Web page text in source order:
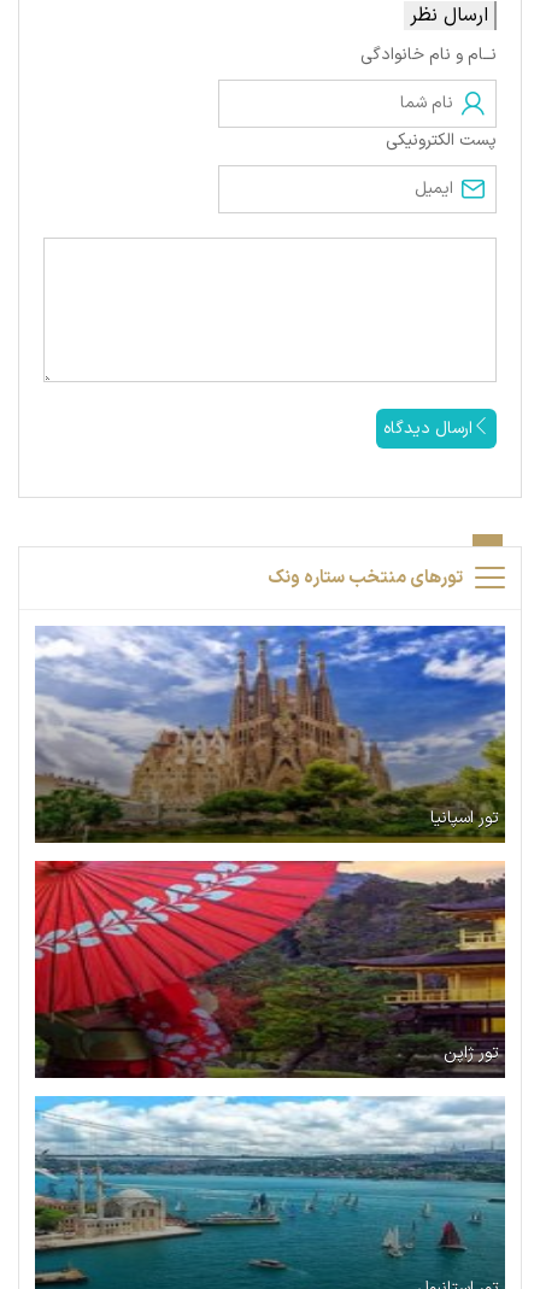
ارسال نظر
نــام و نام خانوادگی
پست الکترونیکی
ارسال دیدگاه
تورهای منتخب ستاره ونک
تور اسپانیا
تور ژاپن